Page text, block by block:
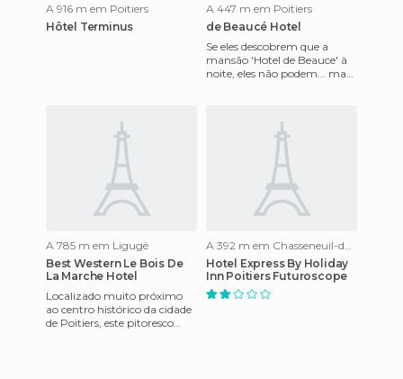
A 916 m em Poitiers
Hôtel Terminus
A 447 m em Poitiers
de Beaucé Hotel
Se eles descobrem que a
mansão 'Hotel de Beauce' à
noite, eles não podem... mas
A 785 m em Ligugé
Best Western Le Bois De
La Marche Hotel
Localizado muito próximo
ao centro histórico da cidade
de Poitiers, este pitoresco
Hotel Express By Holiday
Inn Poitiers Futuroscope